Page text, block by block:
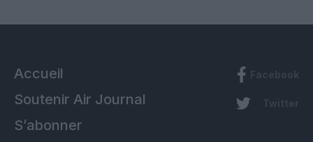
Accueil
Soutenir Air Journal
S’abonner